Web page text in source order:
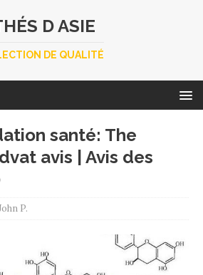
D ASIE
DE QUALITÉ
santé: The
avis | Avis des
P.